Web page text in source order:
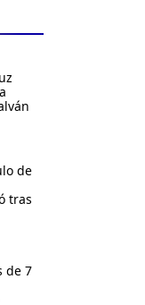
de
tras
de 7